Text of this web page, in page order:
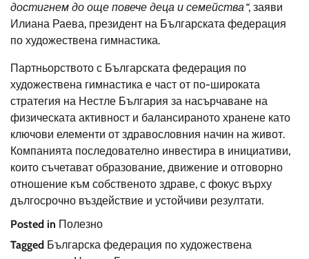
достигнем до още повече деца и семейства“, заяви
Илиана Раева, президент на Българската федерация
по художествена гимнастика.
Партньорството с Българската федерация по
художествена гимнастика е част от по-широката
стратегия на Нестле България за насърчаване на
физическата активност и балансираното хранене като
ключови елементи от здравословния начин на живот.
Компанията последователно инвестира в инициативи,
които съчетават образование, движение и отговорно
отношение към собственото здраве, с фокус върху
дългосрочно въздействие и устойчиви резултати.
Posted in Полезно
Tagged Българска федерация по художествена